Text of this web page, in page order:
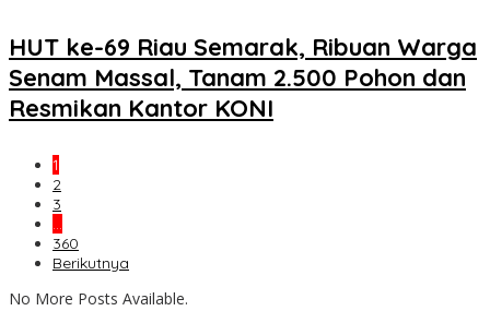
HUT ke-69 Riau Semarak, Ribuan Warga
Senam Massal, Tanam 2.500 Pohon dan
Resmikan Kantor KONI
1
2
3
…
360
Berikutnya
No More Posts Available.